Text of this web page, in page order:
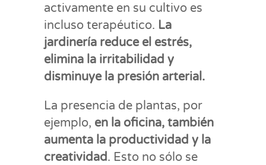
activamente en su cultivo es
incluso terapéutico. La
jardinería reduce el estrés,
elimina la irritabilidad y
disminuye la presión arterial.
La presencia de plantas, por
ejemplo, en la oficina, también
aumenta la productividad y la
creatividad. Esto no sólo se